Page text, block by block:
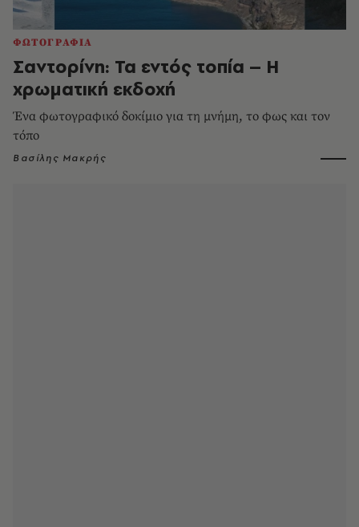
ΦΩΤΟΓΡΑΦΙΑ
Σαντορίνη: Τα εντός τοπία – Η
χρωματική εκδοχή
Ένα φωτογραφικό δοκίμιο για τη μνήμη, το φως και τον
τόπο
Βασίλης Μακρής